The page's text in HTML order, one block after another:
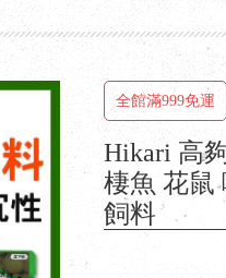
Hikari 高
棲魚 花鼠
飼料
全館滿999免運